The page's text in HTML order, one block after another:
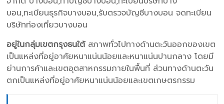
บอน,ทะเบียนธุรกิจบางบอน,รับตรวจบัญชีบางบอน จดทะเบียน
บริษัทท่องเที่ยวบางบอน
อยู่ในกลุ่มเขตกรุงธนใต้สภาพทั่วไปทางด้านตะวันออกของเขต
เป็นแหล่งที่อยู่อาศัยหนาแน่นน้อยและหนาแน่นปานกลาง โดยมี
ย่านการค้าและเขตอุตสาหกรรมภายในพื้นที่ ส่วนทางด้านตะวัน
ตกเป็นแหล่งที่อยู่อาศัยหนาแน่นน้อยและเขตเกษตรกรรม